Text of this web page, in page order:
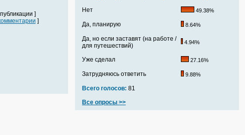
]
]
Нет
49.38%
Да, планирую 8.64%
Да, но если заставят (на работе /
для путешествий)
4.94%
Уже сделал 27.16%
Затрудняюсь ответить 9.88%
Всего голосов: 81
Все опросы >>